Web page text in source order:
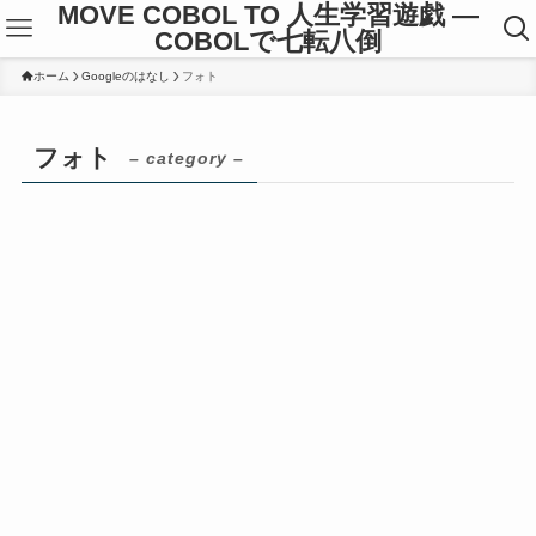
MOVE COBOL TO 人生学習遊戯 ―
COBOLで七転八倒
ホーム Googleのはなし フォト
フォト – category –